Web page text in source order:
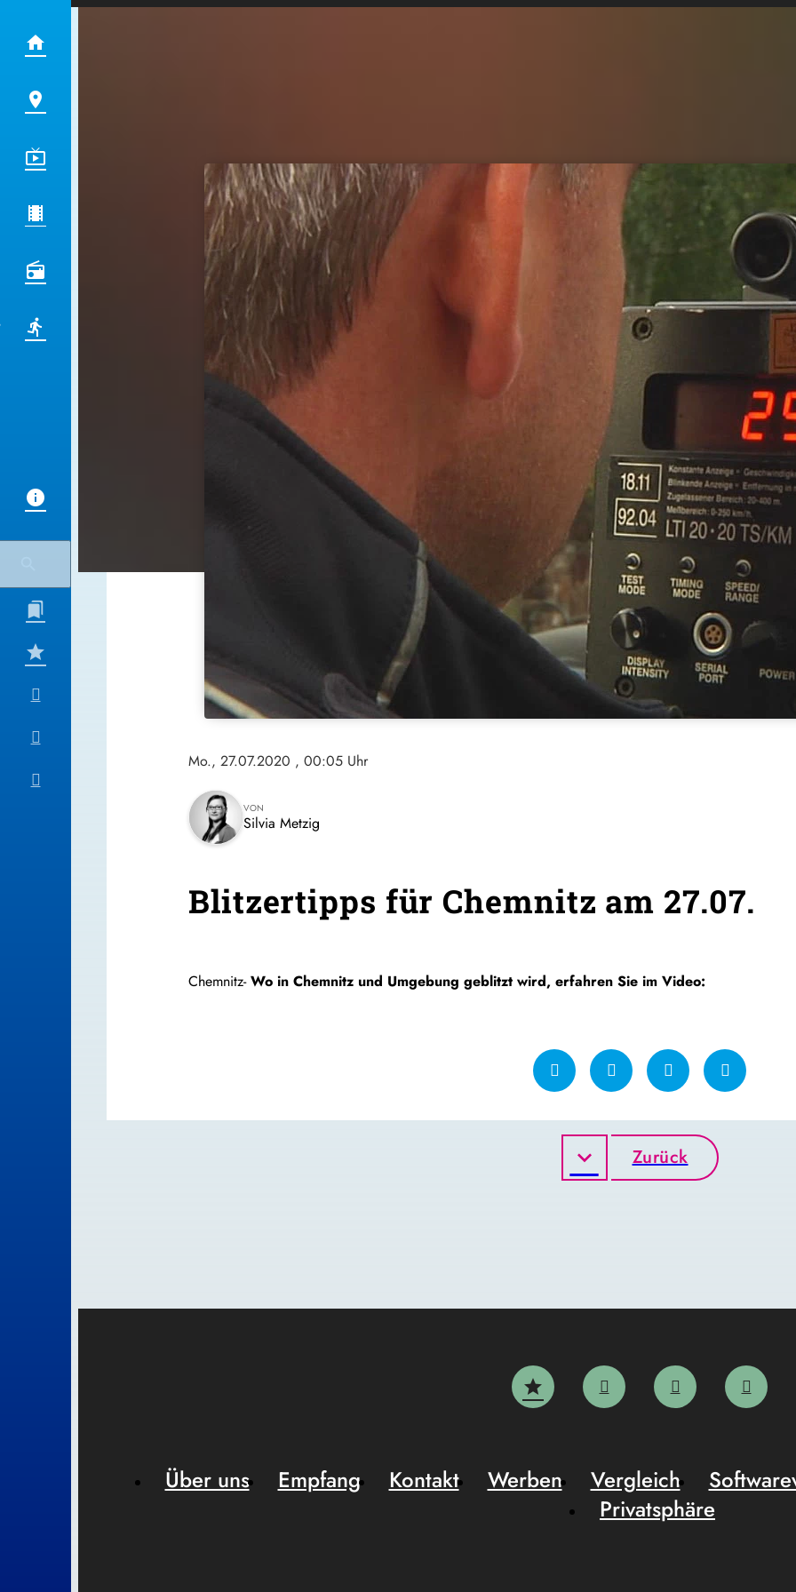
Mo., 27.07.2020 , 00:05 Uhr
VON
Silvia Metzig
Blitzertipps für Chemnitz am 27.07.
Chemnitz-Wo in Chemnitz und Umgebung geblitzt wird, erfahren Sie im Video:
Zurück
Über uns Empfang Kontakt Werben Vergleich
Privatsphäre